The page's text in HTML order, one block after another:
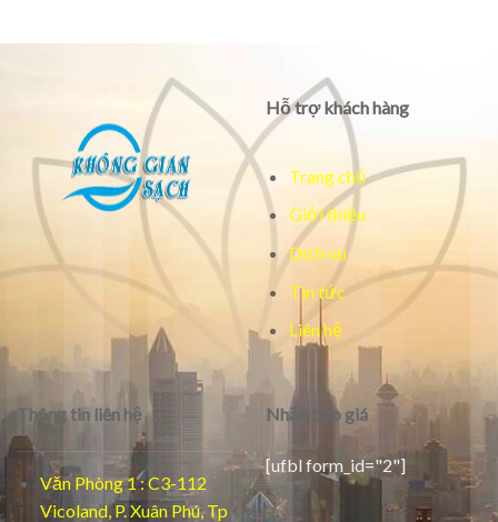
Hỗ trợ khách hàng
Trang chủ
Giới thiệu
Dịch vụ
Tin tức
Liên hệ
Thông tin liên hệ
Văn Phòng 1 : C3-112
Vicoland, P. Xuân Phú, Tp
Nhận báo giá
[ufbl form_id="2"]